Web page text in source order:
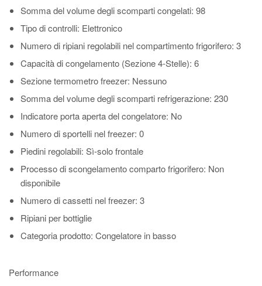
Somma del volume degli scomparti congelati: 98
Tipo di controlli: Elettronico
Numero di ripiani regolabili nel compartimento frigorifero: 3
Capacità di congelamento (Sezione 4-Stelle): 6
Sezione termometro freezer: Nessuno
Somma del volume degli scomparti refrigerazione: 230
Indicatore porta aperta del congelatore: No
Numero di sportelli nel freezer: 0
Piedini regolabili: Sì-solo frontale
Processo di scongelamento comparto frigorifero: Non
disponibile
Numero di cassetti nel freezer: 3
Ripiani per bottiglie
Categoria prodotto: Congelatore in basso
Performance